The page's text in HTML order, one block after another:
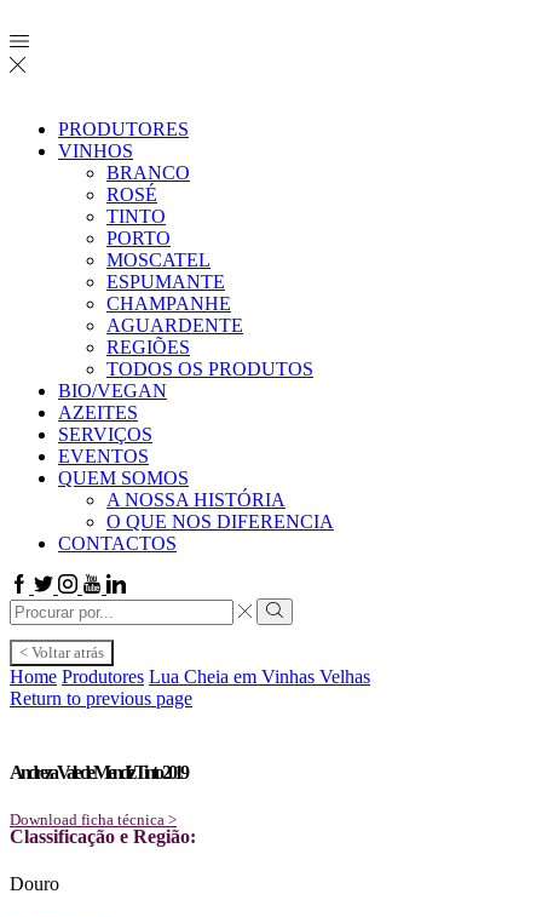
PRODUTORES
VINHOS
BRANCO
ROSÉ
TINTO
PORTO
MOSCATEL
ESPUMANTE
CHAMPANHE
AGUARDENTE
REGIÕES
TODOS OS PRODUTOS
BIO/VEGAN
AZEITES
SERVIÇOS
EVENTOS
QUEM SOMOS
A NOSSA HISTÓRIA
O QUE NOS DIFERENCIA
CONTACTOS
Facebook
TwitterInstagram
Youtube
Linkedin
Search
input
Search
< Voltar atrás
Home Produtores Lua Cheia em Vinhas Velhas
Return to previous page
Andreza Vale de Mendiz Tinto 2019
Download ficha técnica >
Classificação e Região:
Douro